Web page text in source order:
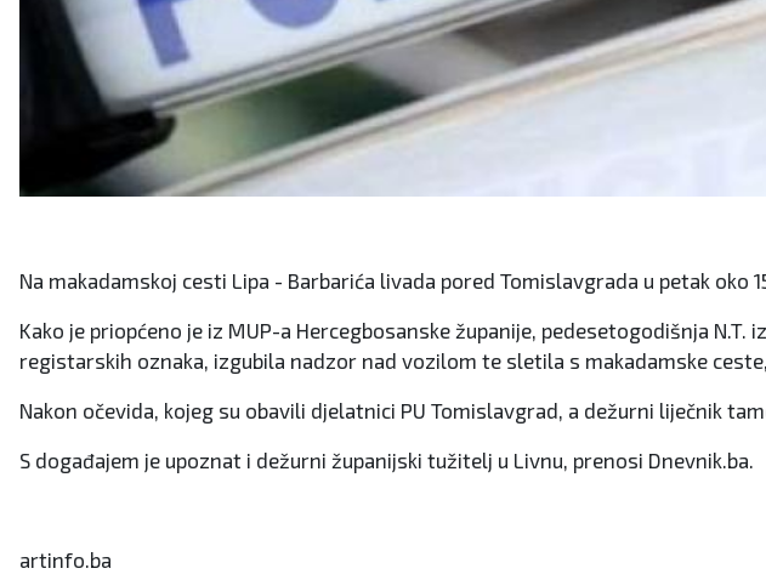
Na makadamskoj cesti Lipa - Barbarića livada pored Tomislavgrada u petak
Kako je priopćeno je iz MUP-a Hercegbosanske županije, pedesetogodišnja
registarskih oznaka, izgubila nadzor nad vozilom te sletila s makadamske
Nakon očevida, kojeg su obavili djelatnici PU Tomislavgrad, a dežurni liječnik
S događajem je upoznat i dežurni županijski tužitelj u Livnu, prenosi Dnevnik.ba.
artinfo.ba